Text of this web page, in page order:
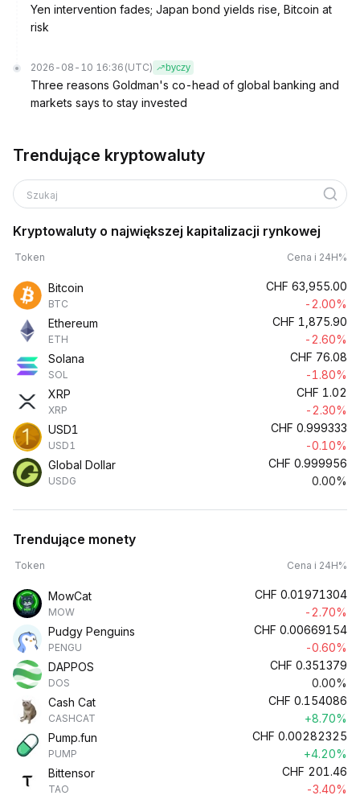
Yen intervention fades; Japan bond yields rise, Bitcoin at
risk
2026-08-10 16:36 (UTC) byczy
Three reasons Goldman's co-head of global banking and
markets says to stay invested
Trendujące kryptowaluty
Szukaj
Kryptowaluty o największej kapitalizacji rynkowej
Token Cena i 24H%
Bitcoin
BTC
CHF 63,955.00
-2.00%
Ethereum
ETH
CHF 1,875.90
-2.60%
Solana
SOL
CHF 76.08
-1.80%
XRP
XRP
CHF 1.02
-2.30%
USD1
USD1
CHF 0.999333
-0.10%
Global Dollar
USDG
CHF 0.999956
0.00%
Trendujące monety
Token Cena i 24H%
MowCat
MOW
CHF 0.01971304
-2.70%
Pudgy Penguins
PENGU
CHF 0.00669154
-0.60%
DAPPOS
DOS
CHF 0.351379
0.00%
Cash Cat
CASHCAT
CHF 0.154086
+8.70%
Pump.fun
PUMP
CHF 0.00282325
+4.20%
Bittensor
TAO
CHF 201.46
-3.40%